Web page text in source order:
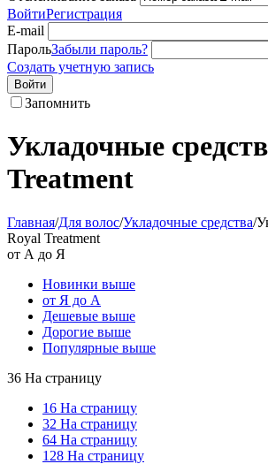
ВойтиРегистрация
E-mail
ПарольЗабыли пароль?
Создать учетную запись
Войти
Запомнить
Укладочные
Treatment
Главная/Для волос/Укладочные средства/
Royal Treatment
от А до Я
Новинки выше
от Я до А
Дешевые выше
Дорогие выше
Популярные выше
36 На страницу
16 На страницу
32 На страницу
64 На страницу
128 На страницу